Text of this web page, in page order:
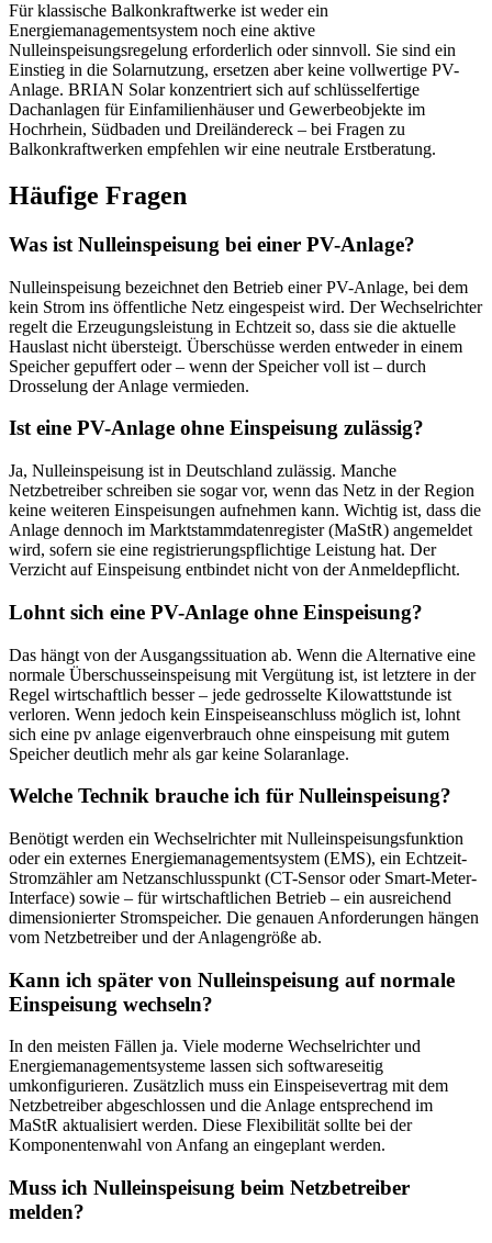
Für klassische Balkonkraftwerke ist weder ein
Energiemanagementsystem noch eine aktive
Nulleinspeisungsregelung erforderlich oder sinnvoll. Sie sind ein
Einstieg in die Solarnutzung, ersetzen aber keine vollwertige PV-
Anlage. BRIAN Solar konzentriert sich auf schlüsselfertige
Dachanlagen für Einfamilienhäuser und Gewerbeobjekte im
Hochrhein, Südbaden und Dreiländereck – bei Fragen zu
Balkonkraftwerken empfehlen wir eine neutrale Erstberatung.
Häufige Fragen
Was ist Nulleinspeisung bei einer PV-Anlage?
Nulleinspeisung bezeichnet den Betrieb einer PV-Anlage, bei dem
kein Strom ins öffentliche Netz eingespeist wird. Der Wechselrichter
regelt die Erzeugungsleistung in Echtzeit so, dass sie die aktuelle
Hauslast nicht übersteigt. Überschüsse werden entweder in einem
Speicher gepuffert oder – wenn der Speicher voll ist – durch
Drosselung der Anlage vermieden.
Ist eine PV-Anlage ohne Einspeisung zulässig?
Ja, Nulleinspeisung ist in Deutschland zulässig. Manche
Netzbetreiber schreiben sie sogar vor, wenn das Netz in der Region
keine weiteren Einspeisungen aufnehmen kann. Wichtig ist, dass die
Anlage dennoch im Marktstammdatenregister (MaStR) angemeldet
wird, sofern sie eine registrierungspflichtige Leistung hat. Der
Verzicht auf Einspeisung entbindet nicht von der Anmeldepflicht.
Lohnt sich eine PV-Anlage ohne Einspeisung?
Das hängt von der Ausgangssituation ab. Wenn die Alternative eine
normale Überschusseinspeisung mit Vergütung ist, ist letztere in der
Regel wirtschaftlich besser – jede gedrosselte Kilowattstunde ist
verloren. Wenn jedoch kein Einspeiseanschluss möglich ist, lohnt
sich eine pv anlage eigenverbrauch ohne einspeisung mit gutem
Speicher deutlich mehr als gar keine Solaranlage.
Welche Technik brauche ich für Nulleinspeisung?
Benötigt werden ein Wechselrichter mit Nulleinspeisungsfunktion
oder ein externes Energiemanagementsystem (EMS), ein Echtzeit-
Stromzähler am Netzanschlusspunkt (CT-Sensor oder Smart-Meter-
Interface) sowie – für wirtschaftlichen Betrieb – ein ausreichend
dimensionierter Stromspeicher. Die genauen Anforderungen hängen
vom Netzbetreiber und der Anlagengröße ab.
Kann ich später von Nulleinspeisung auf normale
Einspeisung wechseln?
In den meisten Fällen ja. Viele moderne Wechselrichter und
Energiemanagementsysteme lassen sich softwareseitig
umkonfigurieren. Zusätzlich muss ein Einspeisevertrag mit dem
Netzbetreiber abgeschlossen und die Anlage entsprechend im
MaStR aktualisiert werden. Diese Flexibilität sollte bei der
Komponentenwahl von Anfang an eingeplant werden.
Muss ich Nulleinspeisung beim Netzbetreiber
melden?